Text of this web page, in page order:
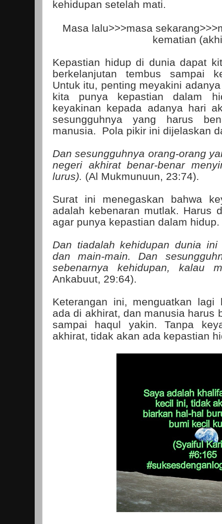
kehidupan setelah mati.
Masa lalu>>>masa
kematian
Kepastian hidup di dunia dapat
berkelanjutan tembus sampai
Untuk itu, penting meyakini
kita punya kepastian dalam
keyakinan kepada adanya hari
sesungguhnya yang harus
manusia.
Pola pikir ini dijelaskan
Dan sesungguhnya orang-orang
negeri akhirat benar-benar
lurus). (Al Mukmunuun, 23:74).
Surat ini menegaskan bahwa
adalah kebenaran mutlak. Harus
agar punya kepastian dalam hidup.
Dan tiadalah kehidupan dunia
dan main-main. Dan
sebenarnya kehidupan, kalau
Ankabuut, 29:64).
Keterangan ini, menguatkan lagi
ada di akhirat, dan manusia harus
sampai haqul yakin. Tanpa
akhirat, tidak akan ada kepastian